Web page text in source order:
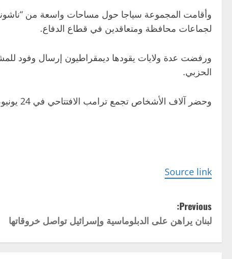
لجماعات محافظة ومتعاقدين في قطاع الدفاع.
ورفضت عدة ولايات يقودها ديمقراطيون إرسال وفود
الحزبي.
وحضر آلاف الأشخاص تجمع ترامب الافتتاحي في 24 يونيو، غير أن أعداد المشاركين في الفعاليات منذ ذلك الحين شهدت تراجعا في بعض الأحيان.
Source link
P
o
s
Previous:
لبنان يراهن على الدبلوماسية وإسرائيل تواصل خروقاتها